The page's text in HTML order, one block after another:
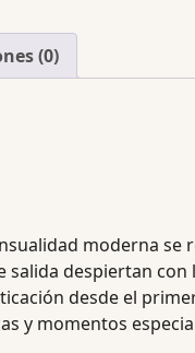
(0)
moderna se
salida despiertan
desde el
y momentos